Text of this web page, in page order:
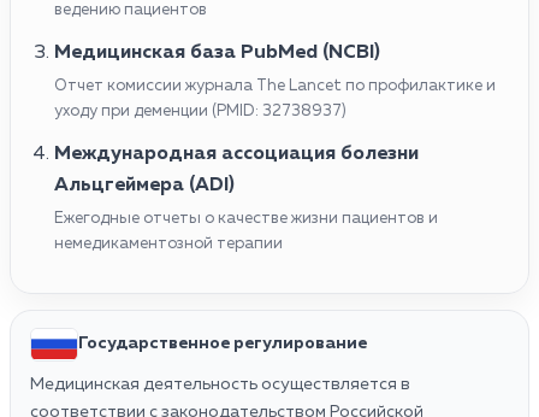
ведению пациентов
Медицинская база PubMed (NCBI)
Отчет комиссии журнала The Lancet по профилактике и
уходу при деменции (PMID: 32738937)
Международная ассоциация болезни
Альцгеймера (ADI)
Ежегодные отчеты о качестве жизни пациентов и
немедикаментозной терапии
Государственное регулирование
Медицинская деятельность осуществляется в
соответствии с законодательством Российской